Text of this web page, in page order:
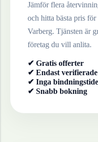
Jämför flera
och hitta bästa pris
Varberg. Tjänsten är
företag du vill anlita.
✔ Gratis offerter
✔ Endast
✔ Inga
✔ Snabb bokning